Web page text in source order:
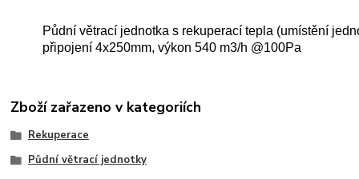
Půdní větrací jednotka s rekuperací tepla (umístění
připojení 4x250mm, výkon 540 m3/h @100Pa
Zboží zařazeno v kategoriích
Rekuperace
Půdní větrací jednotky